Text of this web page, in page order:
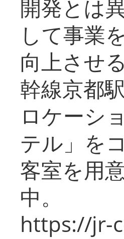
開発とは
して事業
向上させ
幹線京都
ロケーシ
テル」を
客室を用
中。
https://jr-